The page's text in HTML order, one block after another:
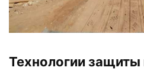
Технологии защиты